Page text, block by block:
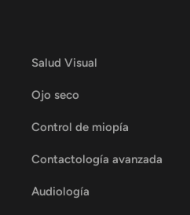
Salud Visual
Ojo seco
Control de miopía
Contactología avanzada
Audiología